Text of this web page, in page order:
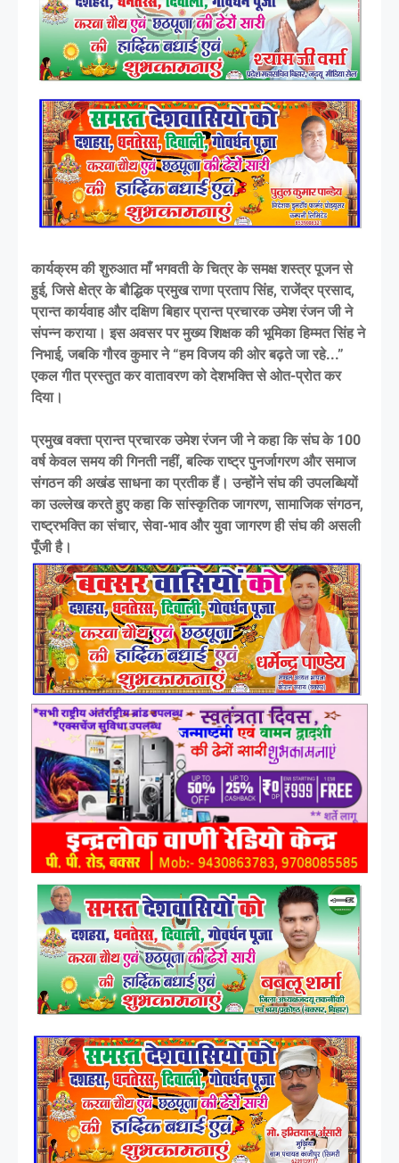
कार्यक्रम की शुरुआत माँ भगवती के चित्र के समक्ष शस्त्र पूजन से
हुई, जिसे क्षेत्र के बौद्धिक प्रमुख राणा प्रताप सिंह, राजेंद्र प्रसाद,
प्रान्त कार्यवाह और दक्षिण बिहार प्रान्त प्रचारक उमेश रंजन जी ने
संपन्न कराया। इस अवसर पर मुख्य शिक्षक की भूमिका हिम्मत सिंह ने
निभाई, जबकि गौरव कुमार ने “हम विजय की ओर बढ़ते जा रहे...”
एकल गीत प्रस्तुत कर वातावरण को देशभक्ति से ओत-प्रोत कर
दिया।
प्रमुख वक्ता प्रान्त प्रचारक उमेश रंजन जी ने कहा कि संघ के 100
वर्ष केवल समय की गिनती नहीं, बल्कि राष्ट्र पुनर्जागरण और समाज
संगठन की अखंड साधना का प्रतीक हैं। उन्होंने संघ की उपलब्धियों
का उल्लेख करते हुए कहा कि सांस्कृतिक जागरण, सामाजिक संगठन,
राष्ट्रभक्ति का संचार, सेवा-भाव और युवा जागरण ही संघ की असली
पूँजी है।